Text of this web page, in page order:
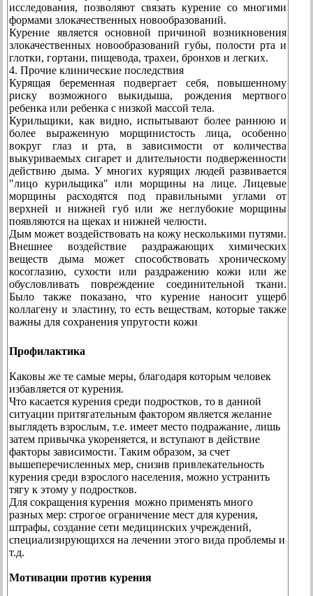
исследования, позволяют связать курение со многими
формами злокачественных новообразований.
Курение является основной причиной возникновения
злокачественных новообразований губы, полости рта и
глотки, гортани, пищевода, трахеи, бронхов и легких.
4. Прочие клинические последствия
Курящая беременная подвергает себя, повышенному
риску возможного выкидыша, рождения мертвого
ребенка или ребенка с низкой массой тела.
Курильщики, как видно, испытывают более раннюю и
более выраженную морщинистость лица, особенно
вокруг глаз и рта, в зависимости от количества
выкуриваемых сигарет и длительности подверженности
действию дыма. У многих курящих людей развивается
"лицо курильщика" или морщины на лице. Лицевые
морщины расходятся под правильными углами от
верхней и нижней губ или же неглубокие морщины
появляются на щеках и нижней челюсти.
Дым может воздействовать на кожу несколькими путями.
Внешнее воздействие раздражающих химических
веществ дыма может способствовать хроническому
косоглазию, сухости или раздражению кожи или же
обусловливать повреждение соединительной ткани.
Было также показано, что курение наносит ущерб
коллагену и эластину, то есть веществам, которые также
важны для сохранения упругости кожи
Профилактика
Каковы же те самые меры, благодаря которым человек
избавляется от курения.
Что касается курения среди подростков‚ то в данной
ситуации притягательным фактором является желание
выглядеть взрослым‚ т.е. имеет место подражание‚ лишь
затем привычка укореняется, и вступают в действие
факторы зависимости. Таким образом‚ за счет
вышеперечисленных мер, снизив привлекательность
курения среди взрослого населения‚ можно устранить
тягу к этому у подростков.
Для сокращения курения можно применять много
разных мер: строгое ограничение мест для курения,
штрафы, создание сети медицинских учреждений,
специализирующихся на лечении этого вида проблемы и
т.д.
Мотивации против курения